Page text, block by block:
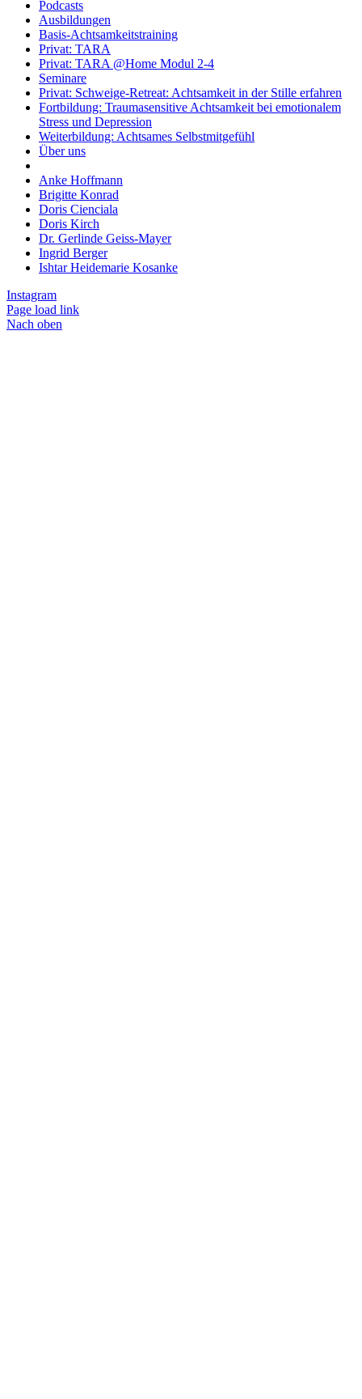
Podcasts
Ausbildungen
Basis-Achtsamkeitstraining
Privat: TARA
Privat: TARA @Home Modul 2-4
Seminare
Privat: Schweige-Retreat: Achtsamkeit in der Stille erfahren
Fortbildung: Traumasensitive Achtsamkeit bei emotionalem
Stress und Depression
Weiterbildung: Achtsames Selbstmitgefühl
Über uns
Anke Hoffmann
Brigitte Konrad
Doris Cienciala
Doris Kirch
Dr. Gerlinde Geiss-Mayer
Ingrid Berger
Ishtar Heidemarie Kosanke
Instagram
Page load link
Nach oben